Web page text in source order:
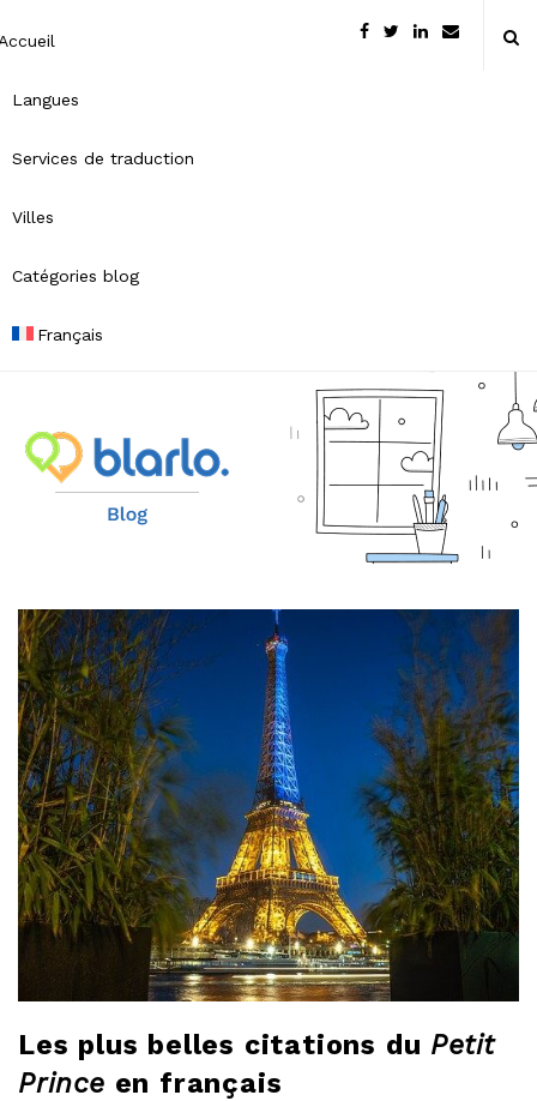
Langues
Services de traduction
Villes
Catégories blog
Français
B
r
l
o
b
l
o
g
Les plus belles citations du Petit
Prince en français